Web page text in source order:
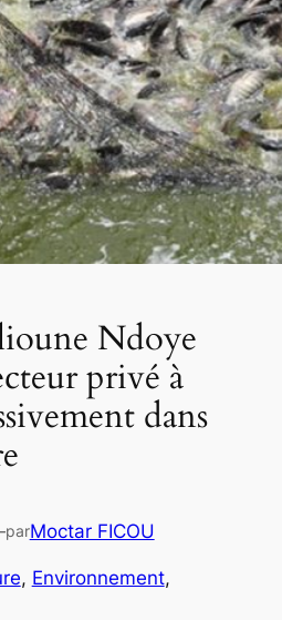
Ndoye
privé à
dans
parMoctar FICOU
, Environnement